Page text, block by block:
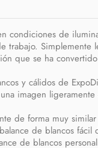
condiciones de
Simplemente
que se ha
y cálidos de
imagen
de forma muy
de blancos
de blancos